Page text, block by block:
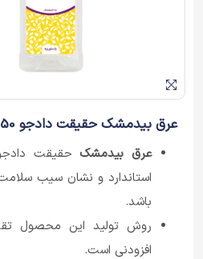
عرق بیدمشک حقیقت دادجو 950 گرم
عرق بیدمشک
استاندارد و نشان سیب
باشد.
روش تولید این محصول
افزودنی است.